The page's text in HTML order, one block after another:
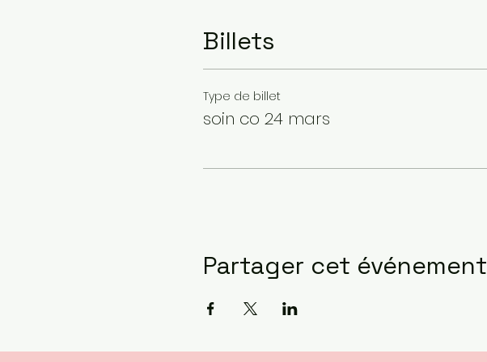
Billets
Type de billet
soin co 24 mars
Partager cet événement